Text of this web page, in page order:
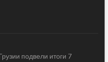
подвели итоги 7